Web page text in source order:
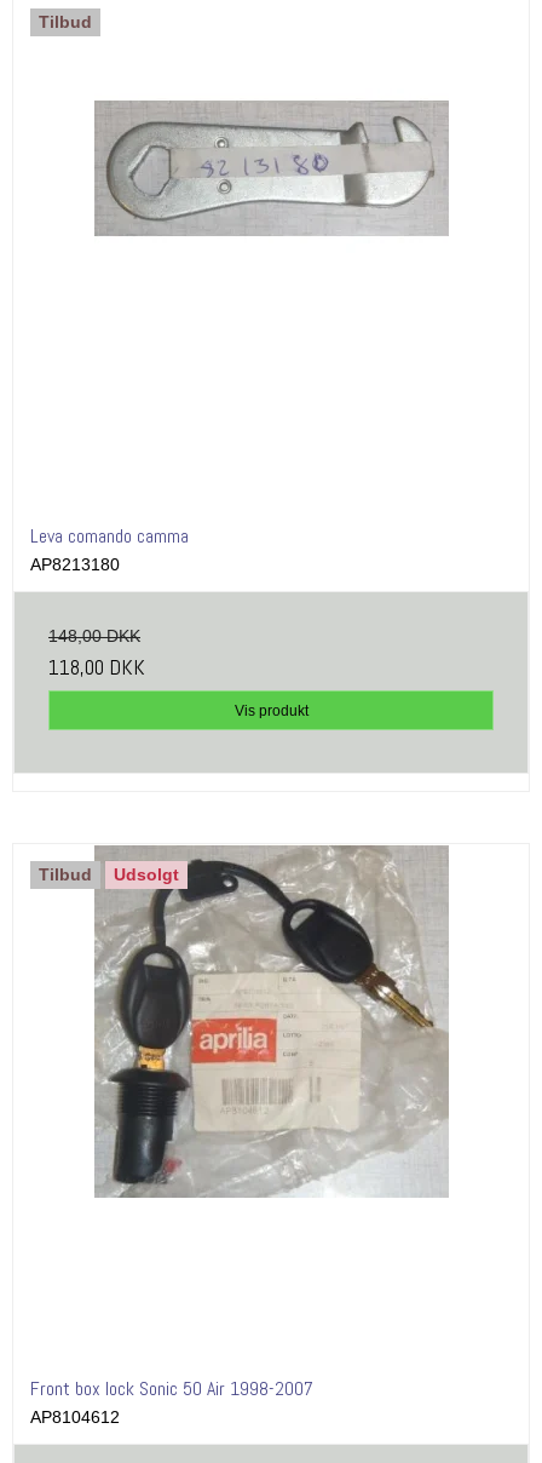
Tilbud
Leva comando camma
AP8213180
148,00 DKK
118,00 DKK
Vis produkt
Tilbud Udsolgt
Front box lock Sonic 50 Air 1998-2007
AP8104612